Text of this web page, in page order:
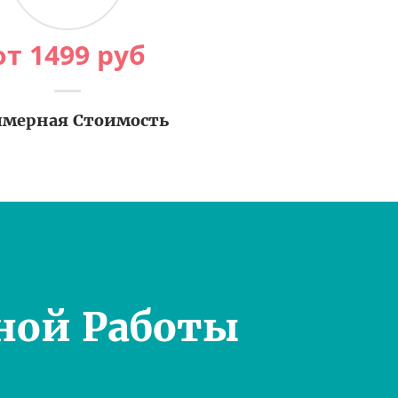
1499 руб
Стоимость
Работы